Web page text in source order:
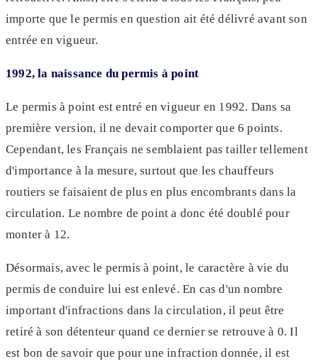
importe que le permis en question ait été délivré avant son
entrée en vigueur.
1992, la naissance du permis à point
Le permis à point est entré en vigueur en 1992. Dans sa
première version, il ne devait comporter que 6 points.
Cependant, les Français ne semblaient pas tailler tellement
d'importance à la mesure, surtout que les chauffeurs
routiers se faisaient de plus en plus encombrants dans la
circulation. Le nombre de point a donc été doublé pour
monter à 12.
Désormais, avec le permis à point, le caractère à vie du
permis de conduire lui est enlevé. En cas d'un nombre
important d'infractions dans la circulation, il peut être
retiré à son détenteur quand ce dernier se retrouve à 0. Il
est bon de savoir que pour une infraction donnée, il est